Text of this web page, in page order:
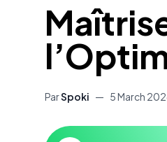
ParSpoki — 5 March